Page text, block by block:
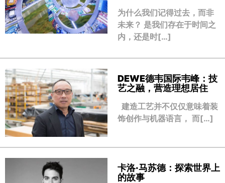
为什么我们记得过去，而非
未来？ 是我们存在于时间之
内，还是时[…]
DEWE德韦国际韦峰：技
艺之融，营造理想居住
建造工艺并不仅仅意味着装
饰创作与机器语言， 而[…]
卡洛·马苏德：探索世界上
的故事